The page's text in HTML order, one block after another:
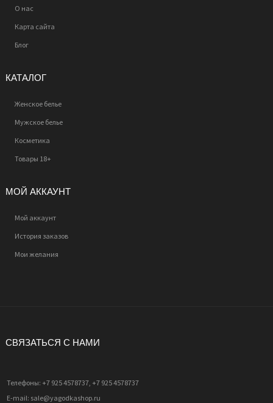
О нас
Карта сайта
Блог
КАТАЛОГ
Женское белье
Мужское белье
Косметика
Товары 18+
МОЙ АККАУНТ
Мой аккаунт
История заказов
Мои желания
СВЯЗАТЬСЯ С НАМИ
Телефоны: +7 925 4578737, +7 925 4578737
E-mail: sale@yagodkashop.ru